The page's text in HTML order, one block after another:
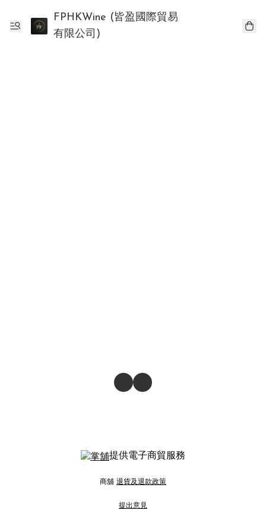
FPHKWine (皆盈國際貿易
有限公司)
提供電子商貿服務
商舖 退貨及退款政策
提出意見